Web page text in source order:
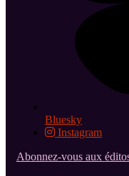
Bluesky
Instagram
Abonnez-vous aux